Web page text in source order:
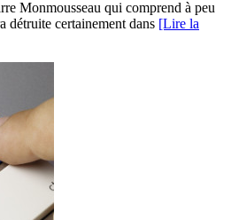
Monmousseau qui comprend à peu
détruite certainement dans [Lire la